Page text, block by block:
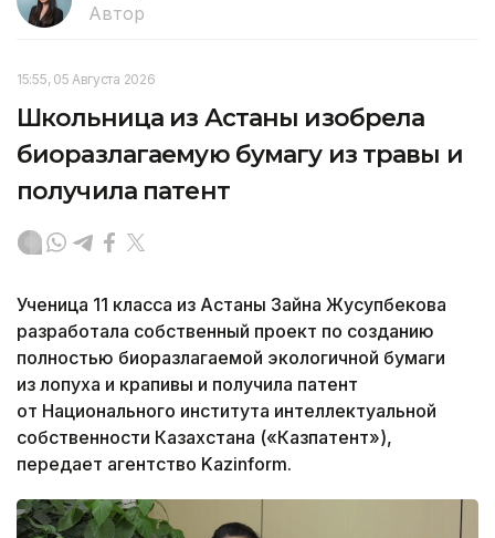
Автор
15:55, 05 Августа 2026
Школьница из Астаны изобрела
биоразлагаемую бумагу из травы и
получила патент
Ученица 11 класса из Астаны Зайна Жусупбекова
разработала собственный проект по созданию
полностью биоразлагаемой экологичной бумаги
из лопуха и крапивы и получила патент
от Национального института интеллектуальной
собственности Казахстана («Казпатент»),
передает агентство Kazinform.